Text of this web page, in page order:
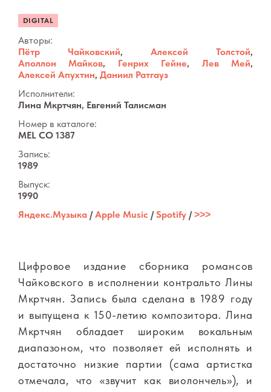
DIGITAL
Авторы:
Пётр Чайковский, Алексей Толстой,
Аполлон Майков, Генрих Гейне, Лев Мей,
Алексей Апухтин, Даниил Ратгауз
Исполнители:
Лина Мкртчян, Евгений Талисман
Номер в каталоге:
MEL CO 1387
Запись:
1989
Выпуск:
1990
Яндекс.Музыка /Apple Music /Spotify /˃˃˃
Цифровое издание сборника романсов
Чайковского в исполнении контральто Лины
Мкртчян. Запись была сделана в 1989 году
и выпущена к 150-летию композитора. Лина
Мкртчян обладает широким вокальным
диапазоном, что позволяет ей исполнять и
достаточно низкие партии (сама артистка
отмечала, что «звучит как виолончель»), и